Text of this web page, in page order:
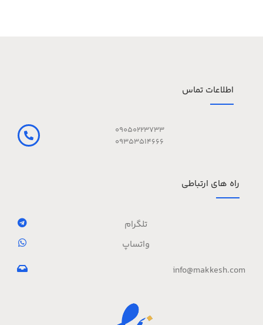
اطلاعات تماس
09050223733
09353514666
راه های ارتباطی
تلگرام
واتساپ
info@makkesh.com